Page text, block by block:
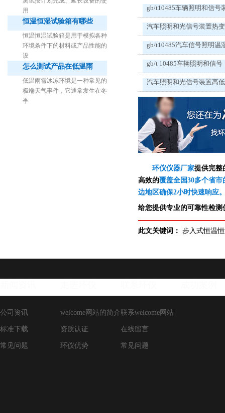
用
恒温恒湿试验箱有哪些
恒温恒湿试验箱是用于模拟各种
环境条件下的材料或产品性能的
设
怎么测试产品在低温雨
低温雨雪冰冻环境是一种常见的
极端天气事件，它通常发生在冬
季
gb/t10485车辆照明和信号
汽车照明和光信号装置热
gb/t10485汽车信号照明温
gb/t 10485车辆照明和信号
汽车照明和光信号装置高
环仪仪器厂家提供完整
高效的覆盖全国30多个省
边地区确保2小时快速响应
给您提供专业的可靠性检测
此文关键词： 步入式恒温
公司资讯
标准下载
常见问题
welcome网站的简介
资质认证
环仪优势
联系welcome网站
在线留言
常见问题